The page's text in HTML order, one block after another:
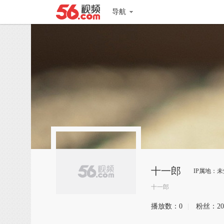
导航
十一郎 IP属地：
十一郎
播放数： 0 粉丝： 20